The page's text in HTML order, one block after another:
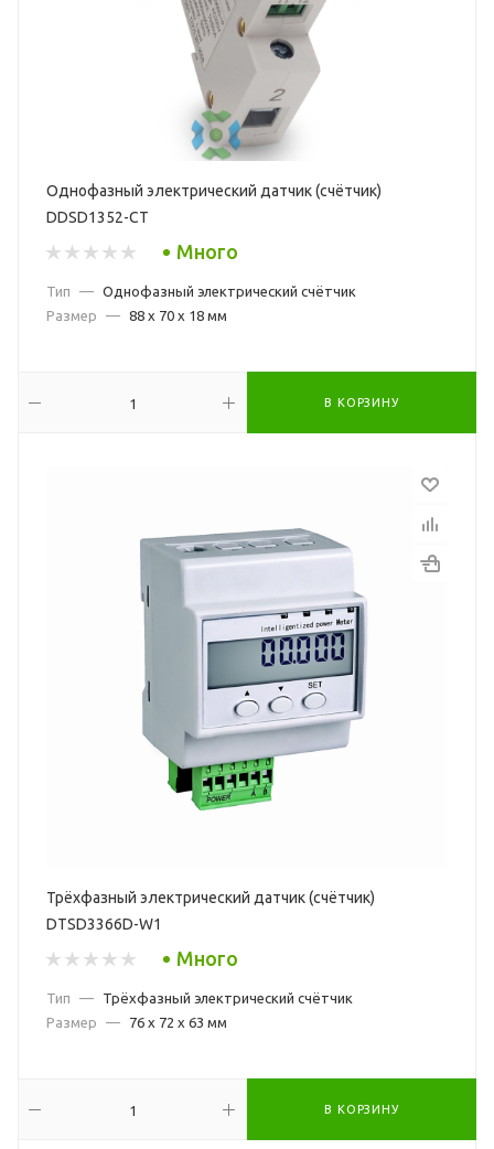
Однофазный электрический датчик (счётчик)
DDSD1352-CT
Много
Тип — Однофазный электрический счётчик
Размер
— 88 x 70 x 18 мм
В КОРЗИНУ
Трёхфазный электрический датчик (счётчик)
DTSD3366D-W1
Много
Тип —
Трёхфазный электрический счётчик
Размер
— 76 x 72 x 63 мм
В КОРЗИНУ